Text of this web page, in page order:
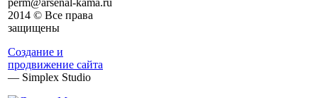
perm@arsenal-kama.ru
2014 © Все права
защищены
Создание и
продвижение сайта
— Simplex Studio